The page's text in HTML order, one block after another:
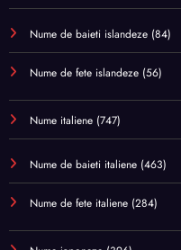
Nume de baieti islandeze (84)
Nume de fete islandeze (56)
Nume italiene (747)
Nume de baieti italiene (463)
Nume de fete italiene (284)